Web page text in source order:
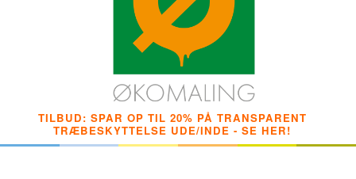
TILBUD: SPAR OP TIL 20% PÅ TRANSPARENT
TRÆBESKYTTELSE UDE/INDE - SE HER!